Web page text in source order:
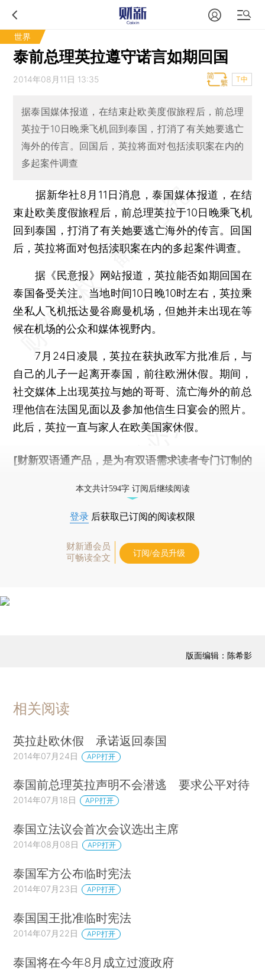
世界
泰前总理英拉遵守诺言如期回国
2014年08月11日 13:35 T中
据泰国媒体报道，在结束赴欧美度假旅程后，前总理
英拉于10日晚乘飞机回到泰国，打消了有关她要逃亡
海外的传言。回国后，英拉将面对包括渎职案在内的
多起案件调查
据新华社8月11日消息，泰国媒体报道，在结
束赴欧美度假旅程后，前总理英拉于10日晚乘飞机
回到泰国，打消了有关她要逃亡海外的传言。回国
后，英拉将面对包括渎职案在内的多起案件调查。
据《民意报》网站报道，英拉能否如期回国在
泰国备受关注。当地时间10日晚10时左右，英拉乘
坐私人飞机抵达曼谷廊曼机场，但她并未出现在等
候在机场的公众和媒体视野内。
7月24日凌晨，英拉在获执政军方批准后，与
自己的儿子一起离开泰国，前往欧洲休假。期间，
社交媒体上出现英拉与她的哥哥、流亡海外的前总
理他信在法国见面以及参加他信生日宴会的照片。
此后，英拉一直与家人在欧美国家休假。
[财新双语通产品，是为有双语需求读者专门订制的
本文共计594字 订阅后继续阅读
登录 后获取已订阅的阅读权限
财新通会员
可畅读全文
订阅/会员升级
版面编辑：陈希影
相关阅读
英拉赴欧休假 承诺返回泰国
2014年07月24日 APP打开
泰国前总理英拉声明不会潜逃 要求公平对待
2014年07月18日 APP打开
泰国立法议会首次会议选出主席
2014年08月08日 APP打开
泰国军方公布临时宪法
2014年07月23日 APP打开
泰国国王批准临时宪法
2014年07月22日 APP打开
泰国将在今年8月成立过渡政府